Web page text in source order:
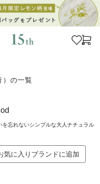
の一覧
を忘れないシンプルな大人ナチュラル
気に入りブランドに追加